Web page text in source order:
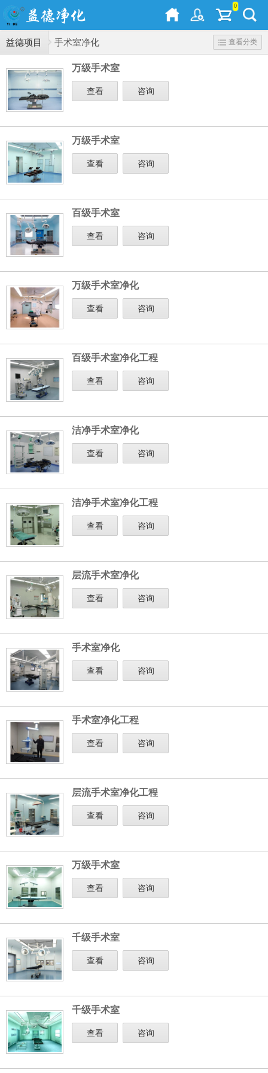
0
益德项目 手术室净化 查看分类
万级手术室
查看 咨询
万级手术室
查看 咨询
百级手术室
查看 咨询
万级手术室净化
查看 咨询
百级手术室净化工程
查看 咨询
洁净手术室净化
查看 咨询
洁净手术室净化工程
查看 咨询
层流手术室净化
查看 咨询
手术室净化
查看 咨询
手术室净化工程
查看 咨询
层流手术室净化工程
查看 咨询
万级手术室
查看 咨询
千级手术室
查看 咨询
千级手术室
查看 咨询